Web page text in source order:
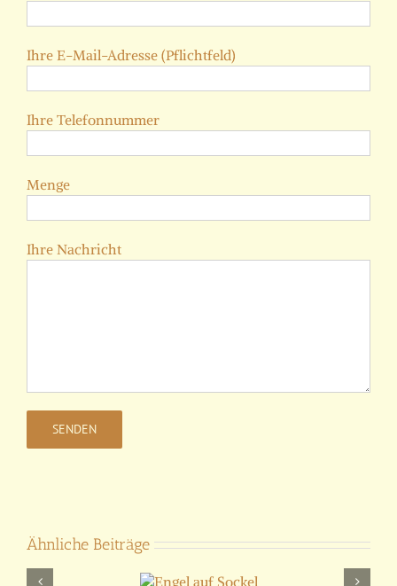
Ihre E-Mail-Adresse (Pflichtfeld)
Ihre Telefonnummer
Menge
Ihre Nachricht
Ähnliche Beiträge